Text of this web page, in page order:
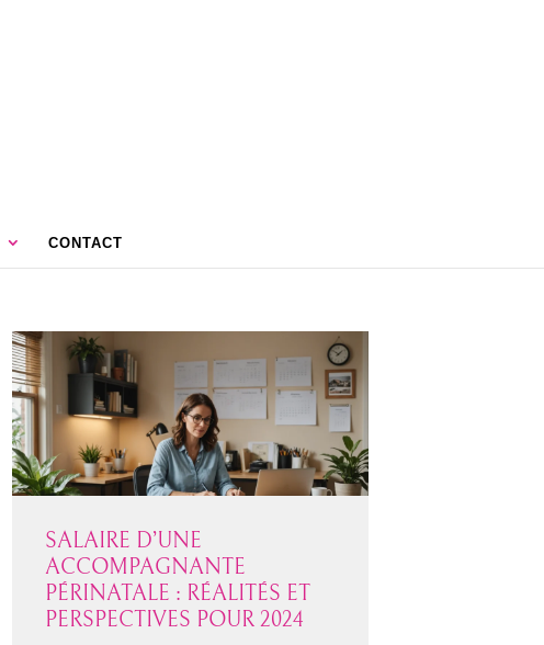
CONTACT
SALAIRE D’UNE
ACCOMPAGNANTE
PÉRINATALE : RÉALITÉS ET
PERSPECTIVES POUR 2024